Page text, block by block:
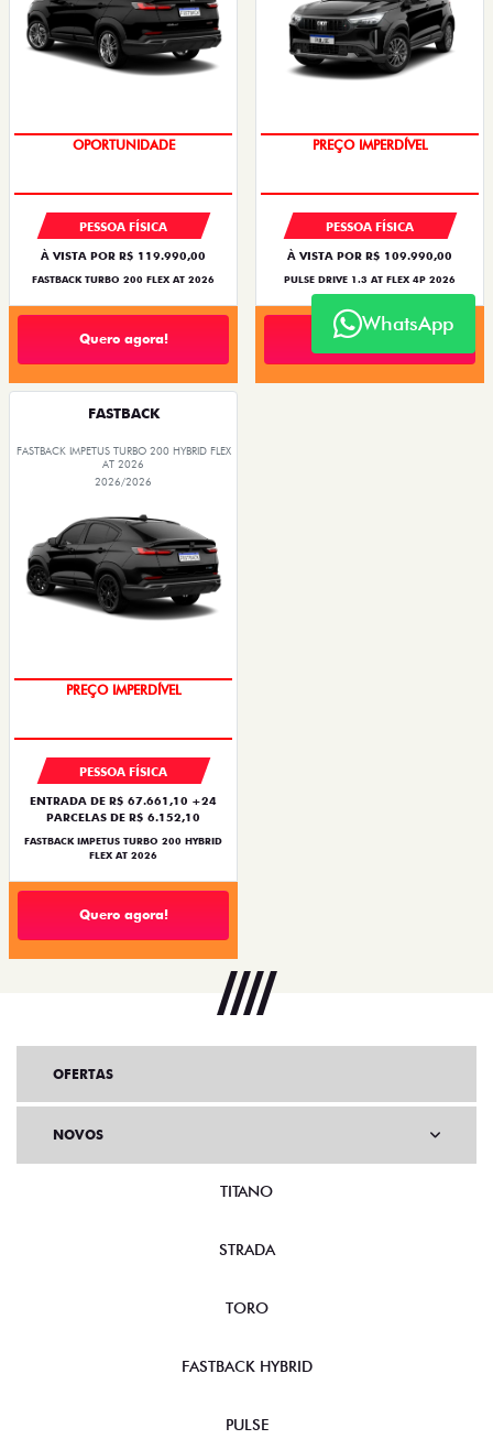
OPORTUNIDADE
PESSOA FÍSICA
À VISTA POR R$ 119.990,00
FASTBACK TURBO 200 FLEX AT 2026
Quero agora!
O SUV AUTOMÁTICO MAIS
PESSOA FÍSICA
À VISTA POR R$ 109.990,00
PULSE DRIVE 1.3 AT FLEX 4P 2026
Quero agora!
FASTBACK
FASTBACK IMPETUS TURBO 200 HYBRID FLEX
AT 2026
2026/2026
OPORTUNIDADE
PESSOA FÍSICA
ENTRADA DE R$ 67.661,10 +24
PARCELAS DE R$ 6.152,10
FASTBACK IMPETUS TURBO 200 HYBRID
FLEX AT 2026
Quero agora!
WhatsApp
OFERTAS
NOVOS
TITANO
STRADA
TORO
FASTBACK HYBRID
PULSE